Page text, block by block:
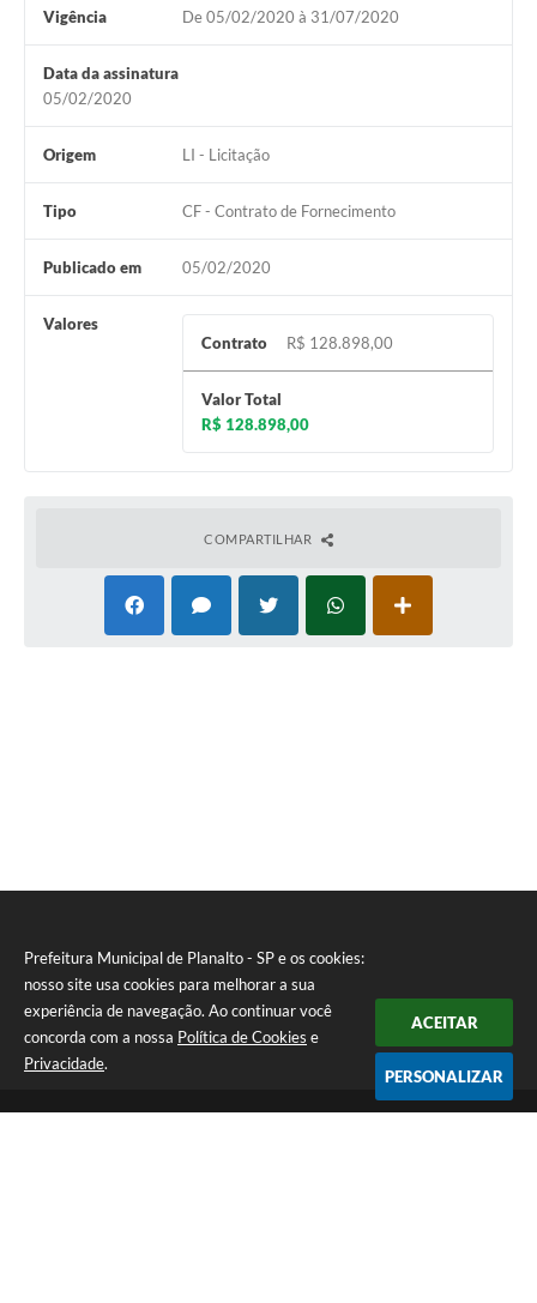
Prefeitura Municipal de Planalto - SP e os cookies:
nosso site usa cookies para melhorar a sua
experiência de navegação. Ao continuar você
concorda com a nossa Política de Cookies e
Privacidade.
ACEITAR
PERSONALIZAR
Vigência De 05/02/2020 à 31/07/2020
Data da assinatura
05/02/2020
Origem LI - Licitação
Tipo CF - Contrato de Fornecimento
Publicado em 05/02/2020
Valores
Contrato
R$ 128.898,00
Valor Total
R$ 128.898,00
COMPARTILHAR